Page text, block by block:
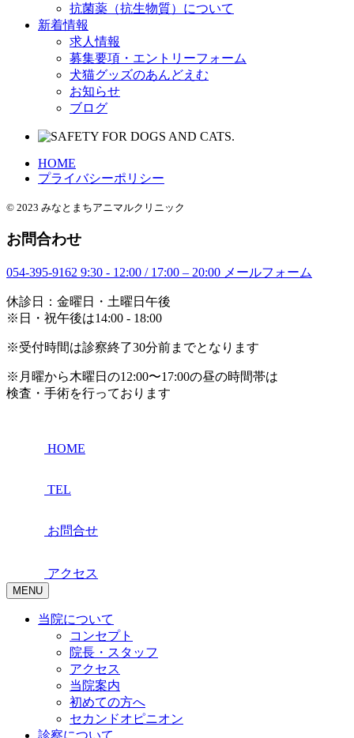
抗菌薬（抗生物質）について
新着情報
求人情報
募集要項・エントリーフォーム
犬猫グッズのあんどえむ
お知らせ
ブログ
HOME
プライバシーポリシー
© 2023 みなとまちアニマルクリニック
お問合わせ
054-395-9162 9:30 - 12:00 / 17:00 – 20:00 メールフォーム
休診日：金曜日・土曜日午後
※日・祝午後は14:00 - 18:00
※受付時間は診察終了30分前までとなります
※月曜から木曜日の12:00〜17:00の昼の時間帯は
検査・手術を行っております
HOME
TEL
お問合せ
アクセス
MENU
当院について
コンセプト
院長・スタッフ
アクセス
当院案内
初めての方へ
セカンドオピニオン